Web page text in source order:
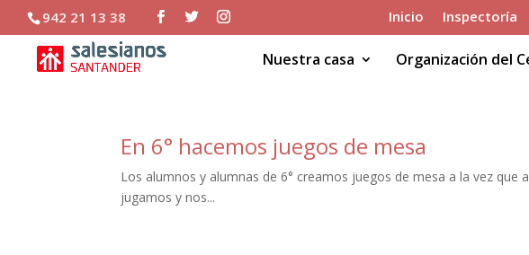
942 21 13 38 Inicio Inspectoría
Nuestra casa Organización del
En 6° hacemos juegos de mesa
Los alumnos y alumnas de 6° creamos juegos de mesa a la vez que
jugamos y nos...